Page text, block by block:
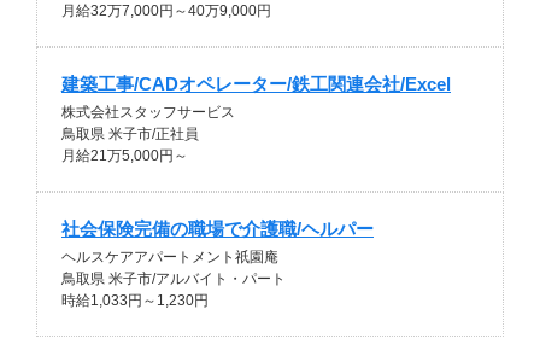
月給32万7,000円～40万9,000円
建築工事/CADオペレーター/鉄工関連会社/Excel
株式会社スタッフサービス
鳥取県 米子市/正社員
月給21万5,000円～
社会保険完備の職場で介護職/ヘルパー
ヘルスケアアパートメント祇園庵
鳥取県 米子市/アルバイト・パート
時給1,033円～1,230円